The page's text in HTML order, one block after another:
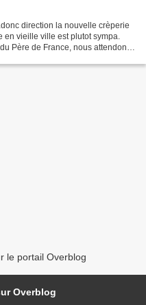
direction la nouvelle crèperie
en vieille ville est plutot sympa.
Père de France, nous attendons
le portail Overblog
Overblog